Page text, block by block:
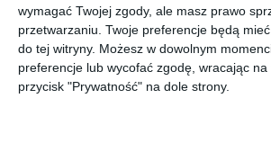
wymagać Twojej zgody, ale masz prawo
przetwarzaniu. Twoje preferencje będą
do tej witryny. Możesz w dowolnym
preferencje lub wycofać zgodę, wracając
przycisk "Prywatność" na dole strony.
[ książka, e-book ]
Coraz
[ audiobook, e-book
Fiedler.
[ książka, e-
Na